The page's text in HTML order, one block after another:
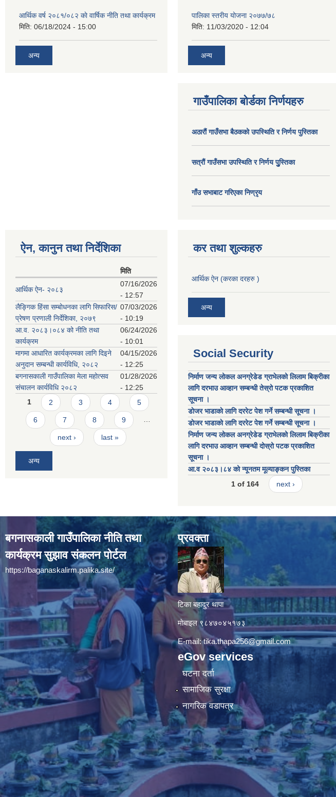
आर्थिक वर्ष २०८१/०८२ काे वार्षिक नीति तथा कार्यक्रम
मिति: 06/18/2024 - 15:00
अन्य
पालिका स्तरीय योजना २०७७/७८
मिति: 11/03/2020 - 12:04
अन्य
गाउँपालिका बोर्डका निर्णयहरु
अठाराैं गाउँसभा बैठकको उपस्थिति र निर्णय पुस्तिका
सत्राैं गाउँसभा उपस्थिति र निर्णय पुु्स्तिका
गाँउ सभाबाट गरिएका निण्रृय
ऐन, कानुन तथा निर्देशिका
मिति
आर्थिक ऐन- २०८३
07/16/2026
- 12:57
लैङ्गिक हिंसा सम्बोधनका लागि सिफारिस/
प्रेषण प्रणाली निर्देशिका, २०७९
07/03/2026
- 10:19
आ.व. २०८३।०८४ को नीति तथा
कार्यक्रम
06/24/2026
- 10:01
मागमा आधारित कार्यक्रमका लागि दिइने
अनुदान सम्बन्धी कार्यविधि, २०८२
04/15/2026
- 12:25
बगनासकाली गाउँपालिका मेला महोत्सव
संचालन कार्यविधि २०८२
01/28/2026
- 12:25
Pages
1 2 3 4 5
6 7 8 9 …
next › last »
अन्य
कर तथा शुल्कहरु
आर्थिक ऐन (करका दरहरु )
अन्य
Social Security
निर्माण जन्य लोकल अनग्रेडेड ग्राभेलको लिलाम बिक्रीका
लागि दरभाउ आव्हान सम्बन्धी तेस्रो पटक प्रकाशित
सूचना ।
डाेजर भाडाकाे लागि दररेट पेश गर्ने सम्बन्धी सूचना ।
डाेजर भाडाकाे लागि दररेट पेश गर्ने सम्बन्धी सूचना ।
निर्माण जन्य लोकल अनग्रेडेड ग्राभेलको लिलाम बिक्रीका
लागि दरभाउ आव्हान सम्बन्धी दोस्रो पटक प्रकाशित
सूचना ।
आ.व २०८३।८४ को न्यूनतम मूल्याङ्कन पुस्तिका
1 of 164
next ›
बगनासकाली गाउँपालिका नीति तथा
कार्यक्रम सुझाव संकलन पोर्टल
https://baganaskalirm.palika.site/
प्रवक्ता
टिका बहादुर थापा
माे‍बाइल ९८४७०४५१७३
E-mail:tika.thapa256@gmail.com
eGov services
घटना दर्ता
सामाजिक सुरक्षा
नागरिक वडापत्र